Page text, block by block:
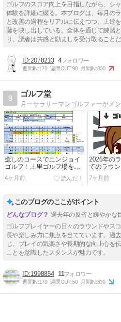
ゴルフのスコア向上を目指しながら、シ
体験を詳細に綴る。本ブログは、毎月の
と改善の過程をリアルに伝えつつ、上達
藤を映し出している。全体を通じて練習
り、読者は共感と励ましを受け取ることだ
2078213 4
週間IN:170 週間OUT:90 月間IN:830
8
ゴルフ堂
癒しのコースでエンジョイ
ゴルフ！上里ゴルフ場を攻
略！ラウンド報告(2026-04-
18)
4ヶ月前
2026年の
てのラウン
開していま
7ヶ月前
このブログのここがポイント
過去年の反省と緩やかな
ゴルフプレイヤーの日々のラウンドやス
長や楽しみ方に焦点を当てています。過
じ、プレイの気楽さや長期的な向上心を
ことを意識したスタンスが魅力です。
1998854 11
週間IN:170 週間OUT:50 月間IN:830